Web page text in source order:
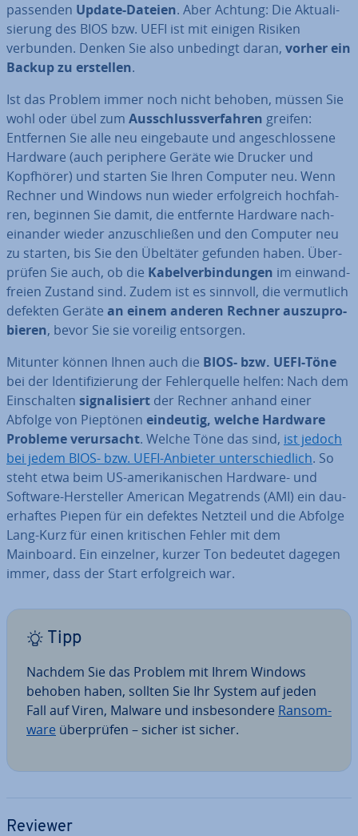
passenden Update-Dateien. Aber Achtung: Die Ak­tua­li­
sie­rung des BIOS bzw. UEFI ist mit einigen Risiken
verbunden. Denken Sie also unbedingt daran, vorher ein
Backup zu erstellen.
Ist das Problem immer noch nicht behoben, müssen Sie
wohl oder übel zum Aus­schluss­ver­fah­ren greifen:
Entfernen Sie alle neu ein­ge­bau­te und an­ge­schlos­se­ne
Hardware (auch periphere Geräte wie Drucker und
Kopfhörer) und starten Sie Ihren Computer neu. Wenn
Rechner und Windows nun wieder er­folg­reich hoch­fah­
ren, beginnen Sie damit, die entfernte Hardware nach­
ein­an­der wieder an­zu­schlie­ßen und den Computer neu
zu starten, bis Sie den Übeltäter gefunden haben. Über­
prü­fen Sie auch, ob die Ka­bel­ver­bin­dun­gen im ein­wand­
frei­en Zustand sind. Zudem ist es sinnvoll, die ver­mut­lich
defekten Geräte an einem anderen Rechner aus­zu­pro­
bie­ren, bevor Sie sie voreilig entsorgen.
Mitunter können Ihnen auch die BIOS- bzw. UEFI-Töne
bei der Iden­ti­fi­zie­rung der Feh­ler­quel­le helfen: Nach dem
Ein­schal­ten si­gna­li­siert der Rechner anhand einer
Abfolge von Pieptönen eindeutig, welche Hardware
Probleme ver­ur­sacht. Welche Töne das sind, ist jedoch
bei jedem BIOS- bzw. UEFI-Anbieter un­ter­schied­lich. So
steht etwa beim US-ame­ri­ka­ni­schen Hardware- und
Software-Her­stel­ler American Me­ga­trends (AMI) ein dau­
er­haf­tes Piepen für ein defektes Netzteil und die Abfolge
Lang-Kurz für einen kri­ti­schen Fehler mit dem
Mainboard. Ein einzelner, kurzer Ton bedeutet dagegen
immer, dass der Start er­folg­reich war.
Tipp
Nachdem Sie das Problem mit Ihrem Windows
behoben haben, sollten Sie Ihr System auf jeden
Fall auf Viren, Malware und ins­be­son­de­re Ran­som­
wa­re über­prü­fen – sicher ist sicher.
Reviewer